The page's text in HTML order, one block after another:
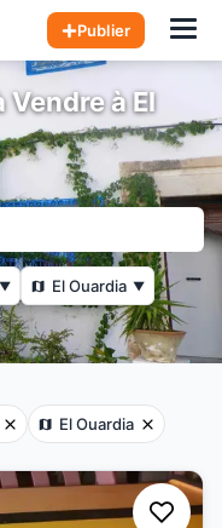
Publier
à El
▼ El Ouardia ▼
El Ouardia